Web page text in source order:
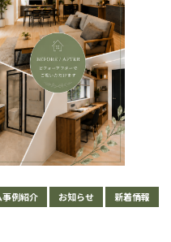
事例紹介 お知らせ 新着情報